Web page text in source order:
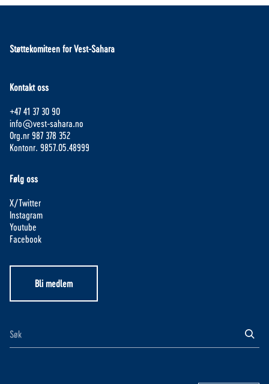
Støttekomiteen for Vest-Sahara
Kontakt oss
+47 41 37 30 90
info@vest-sahara.no
Org.nr 987 378 352
Kontonr. 9857.05.48999
Følg oss
X/Twitter
Instagram
Youtube
Facebook
Bli medlem